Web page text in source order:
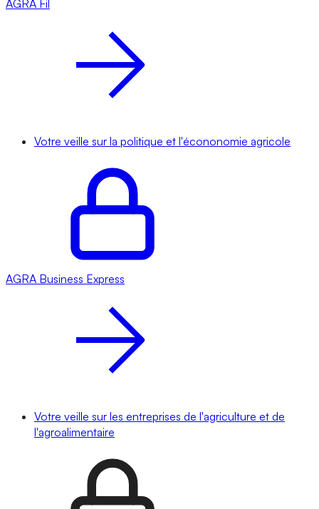
AGRA Fil
Votre veille sur la politique et l'écononomie agricole
AGRA Business Express
Votre veille sur les entreprises de l'agriculture et de
l'agroalimentaire